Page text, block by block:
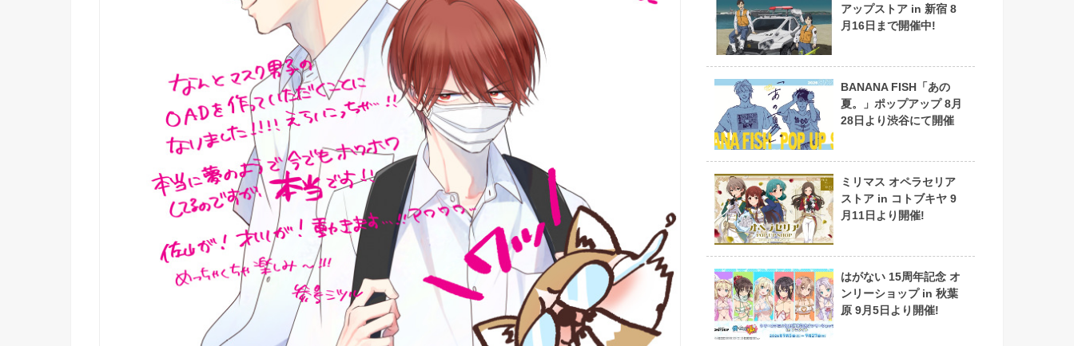
アップストア in 新宿 8
月16日まで開催中!
BANANA FISH「あの
夏。」ポップアップ 8月
28日より渋谷にて開催
ミリマス オペラセリア
ストア in コトブキヤ 9
月11日より開催!
はがない 15周年記念 オ
ンリーショップ in 秋葉
原 9月5日より開催!